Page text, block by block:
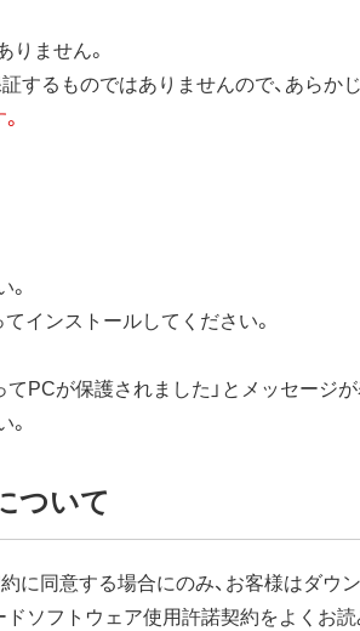
ません。
するものではありませんので、あらか
インストールしてください。
PCが保護されました」とメッセージ
ついて
に同意する場合にのみ、お客様はダウ
ソフトウェア使用許諾契約をよくお